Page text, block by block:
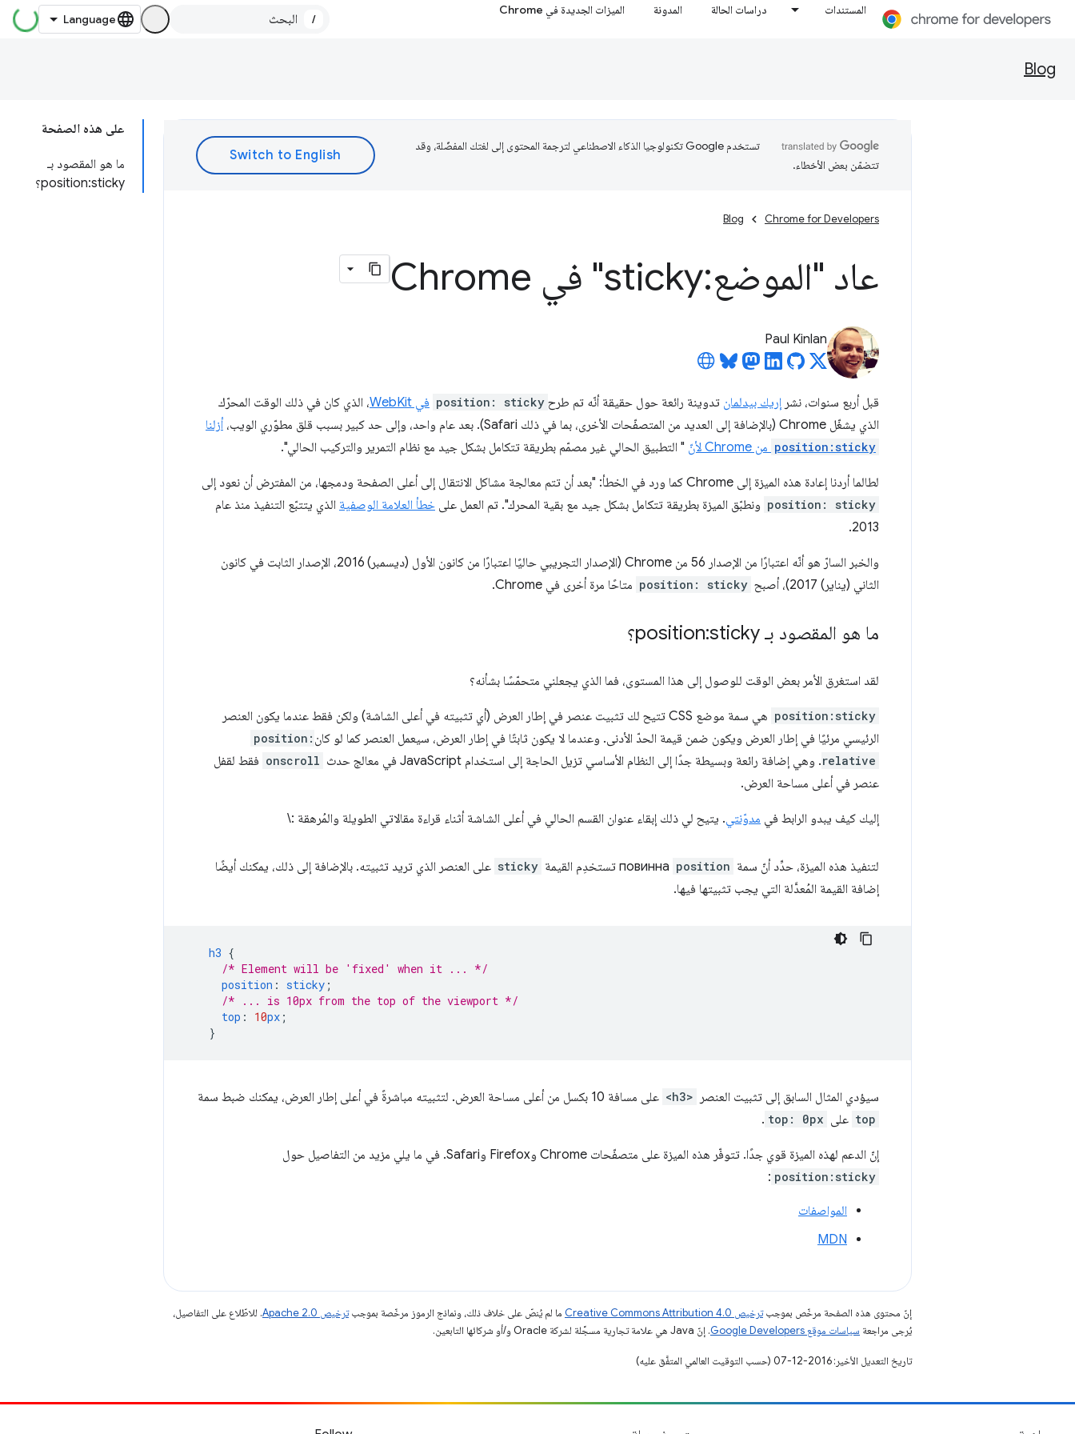
المستندات دراسات الحالة المدونة الميزات الجديدة في Chrome
/
Blog
على هذه الصفحة
ما هو المقصود بـ
position:sticky؟
تستخدم Google تكنولوجيا الذكاء الاصطناعي لترجمة المحتوى إلى لغتك المفضّلة، وقد
تتضمّن بعض الأخطاء.
Chrome for Developers
Blog
عاد "الموضع:sticky" في Chrome
Paul Kinlan
قبل أربع سنوات، نشر إريك بيدلمان تدوينة رائعة حول حقيقة أنّه تم طرح position: sticky في WebKit
، الذي كان في ذلك الوقت المحرّك
الذي يشغّل Chrome (بالإضافة إلى العديد من المتصفّحات الأخرى، بما في ذلك Safari). بعد عام واحد، وإلى حد كبير بسبب قلق مطوّري الويب،
أزلنا
position:sticky من Chrome لأنّ " التطبيق الحالي غير مصمّم بطريقة تتكامل بشكل جيد مع نظام التمرير والتركيب الحالي".
لطالما أردنا إعادة هذه الميزة إلى Chrome كما ورد في الخطأ: "بعد أن تتم معالجة مشاكل الانتقال إلى أعلى الصفحة ودمجها، من المفترض أن نعود إلى
position: sticky ونطبّق الميزة بطريقة تتكامل بشكل جيد مع بقية المحرك". تم العمل على خطأ العلامة الوصفية الذي يتتبّع التنفيذ منذ عام
2013.
والخبر السارّ هو أنّه اعتبارًا من الإصدار 56 من Chrome (الإصدار التجريبي حاليًا اعتبارًا من كانون الأول (ديسمبر) 2016، الإصدار الثابت في كانون
الثاني (يناير) 2017)، أصبح
position: sticky متاحًا مرة أخرى في Chrome.
ما هو المقصود بـ position:sticky؟
لقد استغرق الأمر بعض الوقت للوصول إلى هذا المستوى، فما الذي يجعلني متحمّسًا بشأنه؟
position:sticky
هي سمة موضع CSS تتيح لك تثبيت عنصر في إطار العرض (أي تثبيته في أعلى الشاشة) ولكن فقط عندما يكون العنصر
الرئيسي مرئيًا في إطار العرض ويكون ضمن قيمة الحدّ الأدنى. وعندما لا يكون ثابتًا في إطار العرض، سيعمل العنصر كما لو كان position:
relative. وهي إضافة رائعة وبسيطة جدًا إلى النظام الأساسي تزيل الحاجة إلى استخدام JavaScript في معالج حدث onscroll فقط لقفل
عنصر في أعلى مساحة العرض.
إليك كيف يبدو الرابط في مدوّنتي. يتيح لي ذلك إبقاء عنوان القسم الحالي في أعلى الشاشة أثناء قراءة مقالاتي الطويلة والمُرهقة :\
لتنفيذ هذه الميزة، حدِّد أنّ سمة position
sticky على العنصر الذي تريد تثبيته. بالإضافة إلى ذلك، يمكنك أيضًا
إضافة القيمة المُعدَّلة التي يجب تثبيتها فيها.
h3 {
/* Element will be 'fixed' when it ... */
position : sticky ;
/* ... is 10px from the top of the viewport */
top : 10px ;
}
سيؤدي المثال السابق إلى تثبيت العنصر <h3> على مسافة 10 بكسل من أعلى مساحة العرض. لتثبيته مباشرةً في أعلى إطار العرض، يمكنك ضبط سمة
top على top: 0px
.
إنّ الدعم لهذه الميزة قوي جدًا. تتوفّر هذه الميزة على متصفّحات Chrome وFirefox وSafari. في ما يلي مزيد من التفاصيل حول
position:sticky
:
المواصفات
MDN
إنّ محتوى هذه الصفحة مرخّص بموجبترخيص Creative Commons Attribution 4.0‏ ما لم يُنصّ على خلاف ذلك، ونماذج الرموز مرخّصة بموجبترخيص Apache 2.0‏
. للاطّلاع على التفاصيل،
يُرجى مراجعة سياسات موقع Google Developers‏ . إنّ Java هي علامة تجارية مسجَّلة لشركة Oracle و/أو شركائها التابعين.
تاريخ التعديل الأخير: 2016-12-07 (حسب التوقيت العالمي المتفَّق عليه)